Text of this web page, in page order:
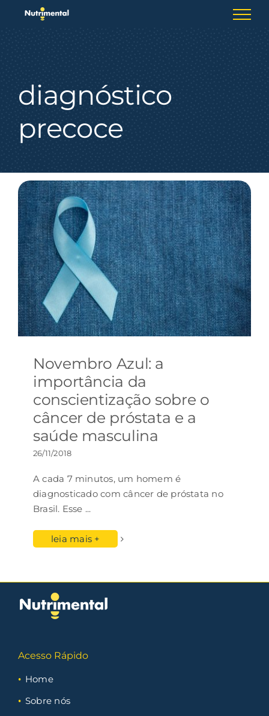
diagnóstico
precoce
Novembro Azul: a
importância da
conscientização sobre o
câncer de próstata e a
saúde masculina
26/11/2018
A cada 7 minutos, um homem é
diagnosticado com câncer de próstata no
Brasil. Esse ...
leia mais +
Acesso Rápido
Home
Sobre nós